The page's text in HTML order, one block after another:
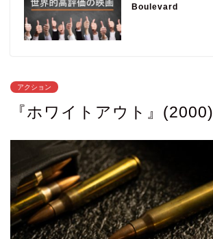
Boulevard
アクション
『ホワイトアウト』(2000)